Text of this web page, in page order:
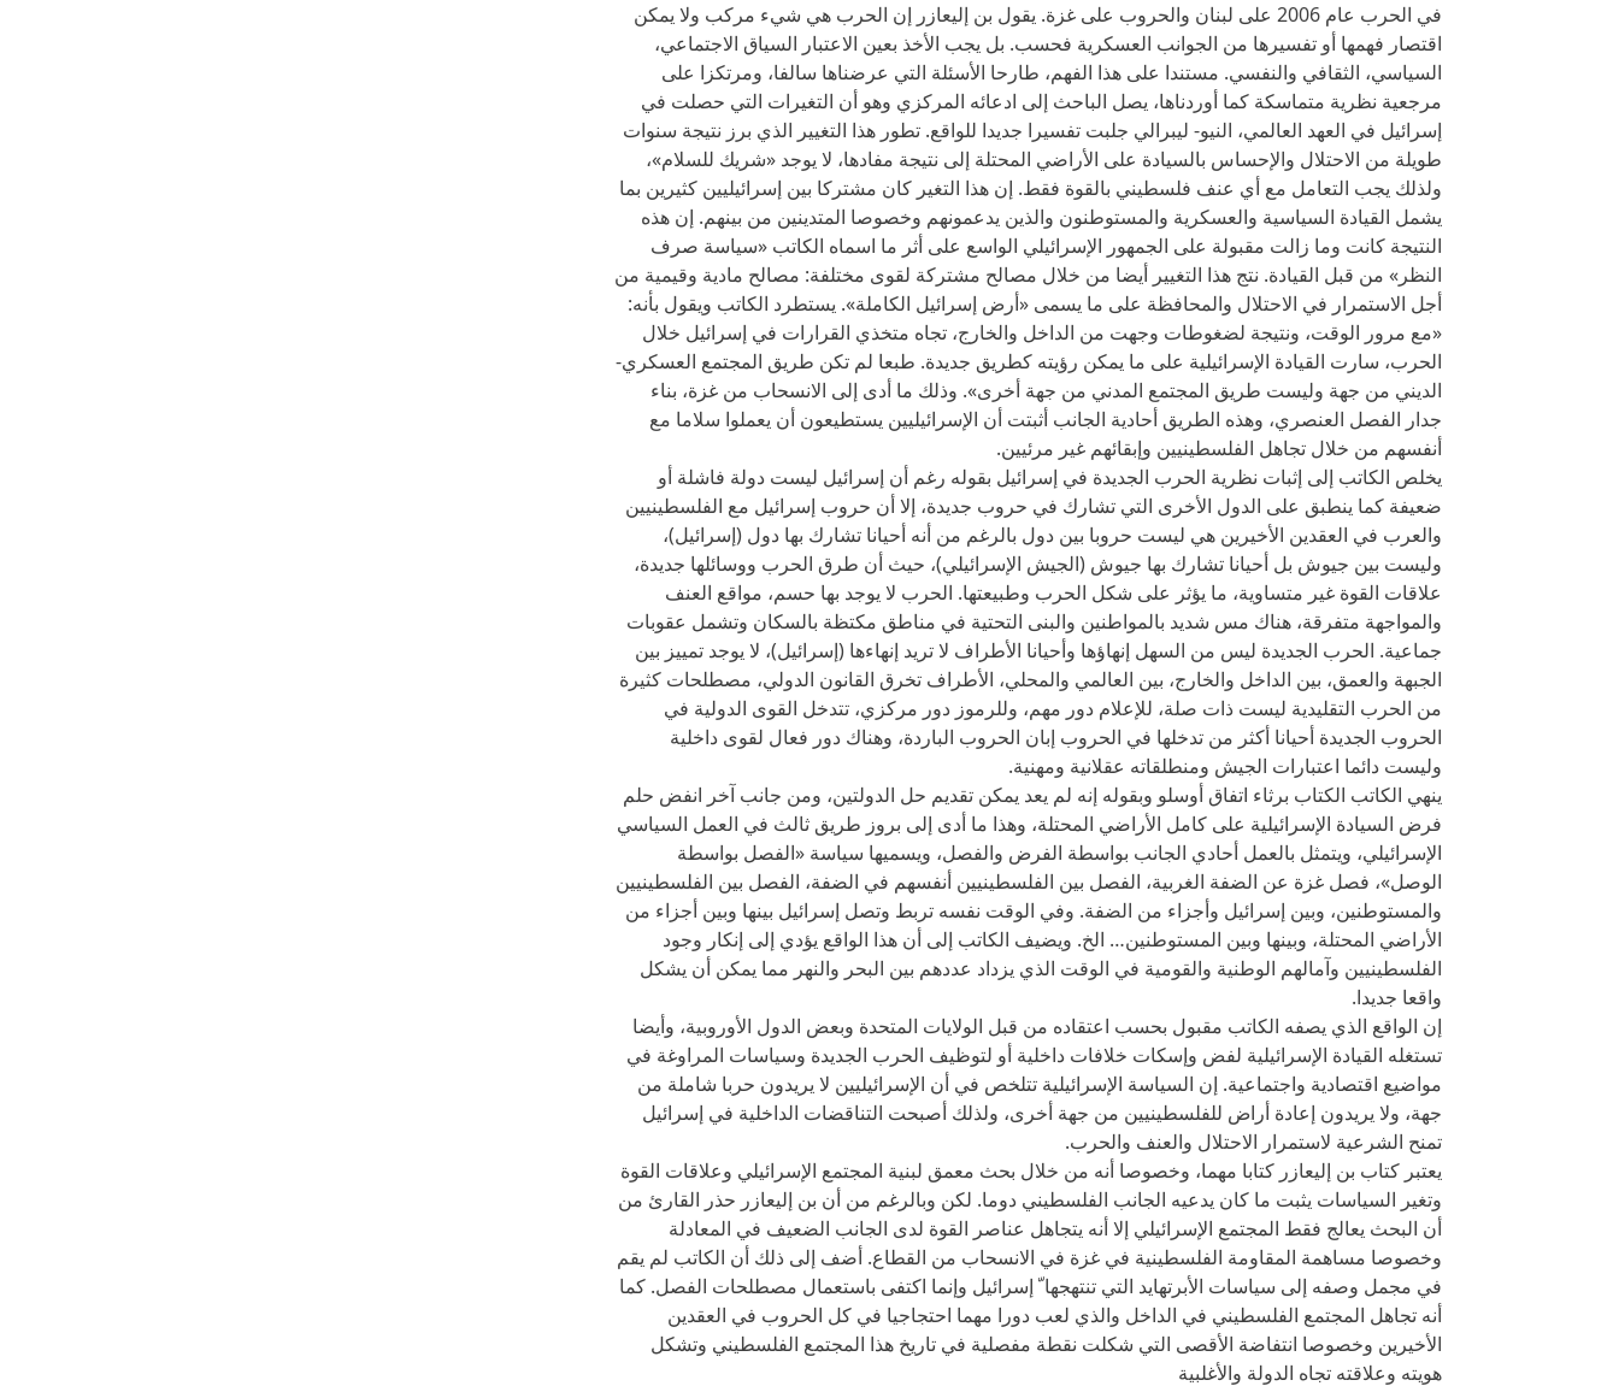
في الحرب عام 2006 على لبنان والحروب على غزة. يقول بن إليعازر إن الحرب هي شيء مركب ولا يمكن
اقتصار فهمها أو تفسيرها من الجوانب العسكرية فحسب. بل يجب الأخذ بعين الاعتبار السياق الاجتماعي،
السياسي، الثقافي والنفسي. مستندا على هذا الفهم، طارحا الأسئلة التي عرضناها سالفا، ومرتكزا على
مرجعية نظرية متماسكة كما أوردناها، يصل الباحث إلى ادعائه المركزي وهو أن التغيرات التي حصلت في
إسرائيل في العهد العالمي، النيو- ليبرالي جلبت تفسيرا جديدا للواقع. تطور هذا التغيير الذي برز نتيجة سنوات
طويلة من الاحتلال والإحساس بالسيادة على الأراضي المحتلة إلى نتيجة مفادها، لا يوجد «شريك للسلام»،
ولذلك يجب التعامل مع أي عنف فلسطيني بالقوة فقط. إن هذا التغير كان مشتركا بين إسرائيليين كثيرين بما
يشمل القيادة السياسية والعسكرية والمستوطنون والذين يدعمونهم وخصوصا المتدينين من بينهم. إن هذه
النتيجة كانت وما زالت مقبولة على الجمهور الإسرائيلي الواسع على أثر ما اسماه الكاتب «سياسة صرف
النظر» من قبل القيادة. نتج هذا التغيير أيضا من خلال مصالح مشتركة لقوى مختلفة: مصالح مادية وقيمية من
أجل الاستمرار في الاحتلال والمحافظة على ما يسمى «أرض إسرائيل الكاملة». يستطرد الكاتب ويقول بأنه:
«مع مرور الوقت، ونتيجة لضغوطات وجهت من الداخل والخارج، تجاه متخذي القرارات في إسرائيل خلال
الحرب، سارت القيادة الإسرائيلية على ما يمكن رؤيته كطريق جديدة. طبعا لم تكن طريق المجتمع العسكري-
الديني من جهة وليست طريق المجتمع المدني من جهة أخرى». وذلك ما أدى إلى الانسحاب من غزة، بناء
جدار الفصل العنصري، وهذه الطريق أحادية الجانب أثبتت أن الإسرائيليين يستطيعون أن يعملوا سلاما مع
أنفسهم من خلال تجاهل الفلسطينيين وإبقائهم غير مرئيين.
يخلص الكاتب إلى إثبات نظرية الحرب الجديدة في إسرائيل بقوله رغم أن إسرائيل ليست دولة فاشلة أو
ضعيفة كما ينطبق على الدول الأخرى التي تشارك في حروب جديدة، إلا أن حروب إسرائيل مع الفلسطينيين
والعرب في العقدين الأخيرين هي ليست حروبا بين دول بالرغم من أنه أحيانا تشارك بها دول (إسرائيل)،
وليست بين جيوش بل أحيانا تشارك بها جيوش (الجيش الإسرائيلي)، حيث أن طرق الحرب ووسائلها جديدة،
علاقات القوة غير متساوية، ما يؤثر على شكل الحرب وطبيعتها. الحرب لا يوجد بها حسم، مواقع العنف
والمواجهة متفرقة، هناك مس شديد بالمواطنين والبنى التحتية في مناطق مكتظة بالسكان وتشمل عقوبات
جماعية. الحرب الجديدة ليس من السهل إنهاؤها وأحيانا الأطراف لا تريد إنهاءها (إسرائيل)، لا يوجد تمييز بين
الجبهة والعمق، بين الداخل والخارج، بين العالمي والمحلي، الأطراف تخرق القانون الدولي، مصطلحات كثيرة
من الحرب التقليدية ليست ذات صلة، للإعلام دور مهم، وللرموز دور مركزي، تتدخل القوى الدولية في
الحروب الجديدة أحيانا أكثر من تدخلها في الحروب إبان الحروب الباردة، وهناك دور فعال لقوى داخلية
وليست دائما اعتبارات الجيش ومنطلقاته عقلانية ومهنية.
ينهي الكاتب الكتاب برثاء اتفاق أوسلو وبقوله إنه لم يعد يمكن تقديم حل الدولتين، ومن جانب آخر انفض حلم
فرض السيادة الإسرائيلية على كامل الأراضي المحتلة، وهذا ما أدى إلى بروز طريق ثالث في العمل السياسي
الإسرائيلي، ويتمثل بالعمل أحادي الجانب بواسطة الفرض والفصل، ويسميها سياسة «الفصل بواسطة
الوصل»، فصل غزة عن الضفة الغربية، الفصل بين الفلسطينيين أنفسهم في الضفة، الفصل بين الفلسطينيين
والمستوطنين، وبين إسرائيل وأجزاء من الضفة. وفي الوقت نفسه تربط وتصل إسرائيل بينها وبين أجزاء من
الأراضي المحتلة، وبينها وبين المستوطنين… الخ. ويضيف الكاتب إلى أن هذا الواقع يؤدي إلى إنكار وجود
الفلسطينيين وآمالهم الوطنية والقومية في الوقت الذي يزداد عددهم بين البحر والنهر مما يمكن أن يشكل
واقعا جديدا.
إن الواقع الذي يصفه الكاتب مقبول بحسب اعتقاده من قبل الولايات المتحدة وبعض الدول الأوروبية، وأيضا
تستغله القيادة الإسرائيلية لفض وإسكات خلافات داخلية أو لتوظيف الحرب الجديدة وسياسات المراوغة في
مواضيع اقتصادية واجتماعية. إن السياسة الإسرائيلية تتلخص في أن الإسرائيليين لا يريدون حربا شاملة من
جهة، ولا يريدون إعادة أراض للفلسطينيين من جهة أخرى، ولذلك أصبحت التناقضات الداخلية في إسرائيل
تمنح الشرعية لاستمرار الاحتلال والعنف والحرب.
يعتبر كتاب بن إليعازر كتابا مهما، وخصوصا أنه من خلال بحث معمق لبنية المجتمع الإسرائيلي وعلاقات القوة
وتغير السياسات يثبت ما كان يدعيه الجانب الفلسطيني دوما. لكن وبالرغم من أن بن إليعازر حذر القارئ من
أن البحث يعالج فقط المجتمع الإسرائيلي إلا أنه يتجاهل عناصر القوة لدى الجانب الضعيف في المعادلة
وخصوصا مساهمة المقاومة الفلسطينية في غزة في الانسحاب من القطاع. أضف إلى ذلك أن الكاتب لم يقم
في مجمل وصفه إلى سياسات الأبرتهايد التي تنتهجها ّ إسرائيل وإنما اكتفى باستعمال مصطلحات الفصل. كما
أنه تجاهل المجتمع الفلسطيني في الداخل والذي لعب دورا مهما احتجاجيا في كل الحروب في العقدين
الأخيرين وخصوصا انتفاضة الأقصى التي شكلت نقطة مفصلية في تاريخ هذا المجتمع الفلسطيني وتشكل
هويته وعلاقته تجاه الدولة والأغلبية